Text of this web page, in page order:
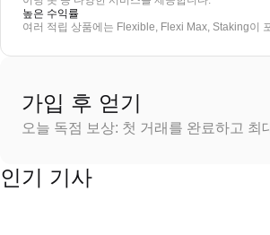
높은 수익률
여러 적립 상품에는 Flexible, Flexi Max, Staking이
가입 후 얻기
오늘 독점 보상: 첫 거래를 완료하고
인기 기사